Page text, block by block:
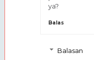
ya?
Balas
Balasan